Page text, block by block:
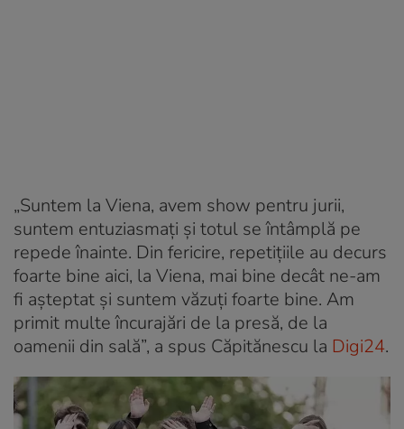
„Suntem la Viena, avem show pentru jurii,
suntem entuziasmați și totul se întâmplă pe
repede înainte. Din fericire, repetițiile au decurs
foarte bine aici, la Viena, mai bine decât ne-am
fi așteptat și suntem văzuți foarte bine. Am
primit multe încurajări de la presă, de la
oamenii din sală”, a spus Căpitănescu la Digi24.